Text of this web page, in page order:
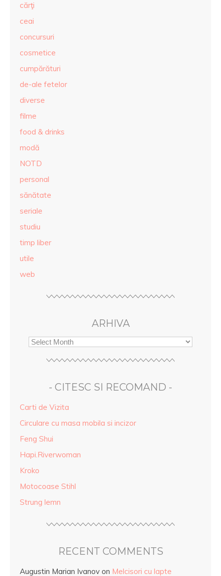
cărţi
ceai
concursuri
cosmetice
cumpărături
de-ale fetelor
diverse
filme
food & drinks
modă
NOTD
personal
sănătate
seriale
studiu
timp liber
utile
web
ARHIVA
- CITESC SI RECOMAND -
Carti de Vizita
Circulare cu masa mobila si incizor
Feng Shui
Hapi.Riverwoman
Kroko
Motocoase Stihl
Strung lemn
RECENT COMMENTS
Augustin Marian Ivanov on Melcisori cu lapte